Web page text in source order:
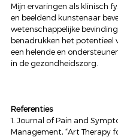
Mijn ervaringen als klinisch
en beeldend kunstenaar
wetenschappelijke
benadrukken het potentieel
een helende en
in de gezondheidszorg.
Referenties
1. Journal of Pain and
Management, “Art Therapy